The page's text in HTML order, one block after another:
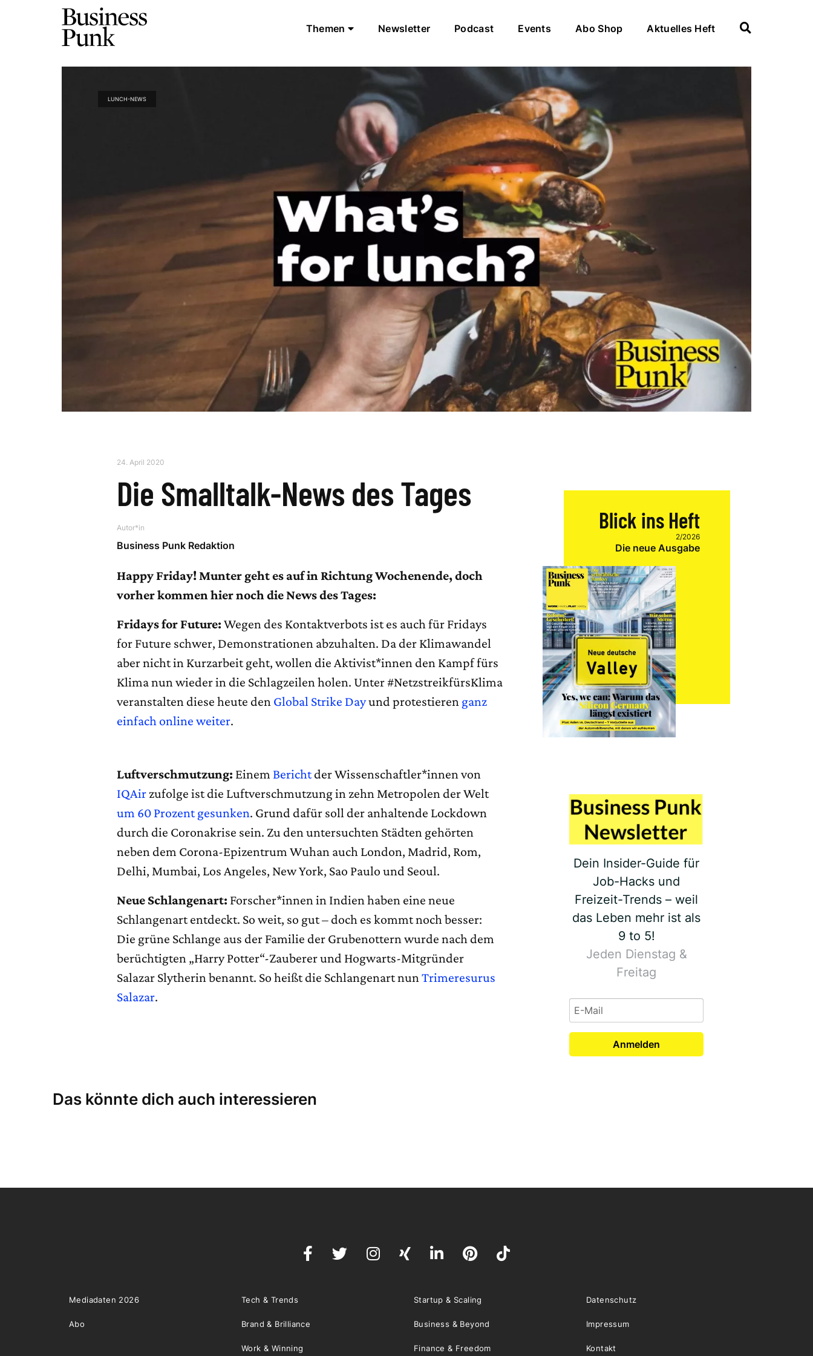
Themen Newsletter Podcast Events Abo Shop Aktuelles Heft
LUNCH-NEWS
24. April 2020
Die Smalltalk-News des Tages
Autor*in
Business Punk Redaktion
Happy Friday! Munter geht es auf in Richtung Wochenende, doch
vorher kommen hier noch die News des Tages:
Fridays for Future: Wegen des Kontaktverbots ist es auch für Fridays
for Future schwer, Demonstrationen abzuhalten. Da der Klimawandel
aber nicht in Kurzarbeit geht, wollen die Aktivist*innen den Kampf fürs
Klima nun wieder in die Schlagzeilen holen. Unter #NetzstreikfürsKlima
veranstalten diese heute den Global Strike Dayund protestieren ganz
einfach online weiter.
Luftverschmutzung: Einem Berichtder Wissenschaftler*innen von
IQAir zufolge ist die Luftverschmutzung in zehn Metropolen der Welt
um 60 Prozent gesunken. Grund dafür soll der anhaltende Lockdown
durch die Coronakrise sein. Zu den untersuchten Städten gehörten
neben dem Corona-Epizentrum Wuhan auch London, Madrid, Rom,
Delhi, Mumbai, Los Angeles, New York, Sao Paulo und Seoul.
Neue Schlangenart: Forscher*innen in Indien haben eine neue
Schlangenart entdeckt. So weit, so gut – doch es kommt noch besser:
Die grüne Schlange aus der Familie der Grubenottern wurde nach dem
berüchtigten „Harry Potter“-Zauberer und Hogwarts-Mitgründer
Salazar Slytherin benannt. So heißt die Schlangenart nunTrimeresurus
Salazar.
Das könnte dich auch interessieren
Blick ins Heft
2/2026
Die neue Ausgabe
Dein Insider-Guide für
Job-Hacks und
Freizeit-Trends – weil
das Leben mehr ist als
9 to 5!
Jeden Dienstag &
Freitag
Anmelden
Mediadaten 2026
Abo
Tech & Trends Startup & Scaling
Brand & Brilliance Business & Beyond
Work & Winning Finance & Freedom
Datenschutz
Impressum
Kontakt